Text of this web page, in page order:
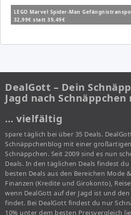
LEGO Marvel Spider-Man
32,99€ statt 39,49€
DealGott – Dein
Jagd nach
… vielfältig
spare täglich bei über 35 Deals.
Schnäppchenblog mit einer
Schnäppchen. Seit 2009 sind es nun
Deals. In den täglichen Deals findest
besten Deals aus den Bereichen Mode
Finanzen (Kredite und Girokonto),
wenn DealGott auf der Jagd ist und
findet. Bei DealGott findest du nur
10% unter dem besten Preisvergleich